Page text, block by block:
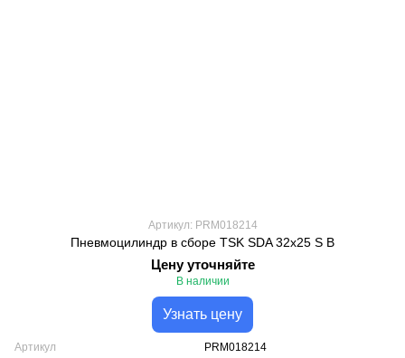
Артикул: PRM018214
Пневмоцилиндр в сборе TSK SDA 32x25 S B
Цену уточняйте
В наличии
Узнать цену
Артикул
PRM018214